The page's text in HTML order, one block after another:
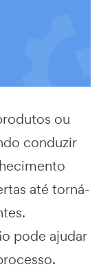
ou
conduzir
até torná-
pode ajudar